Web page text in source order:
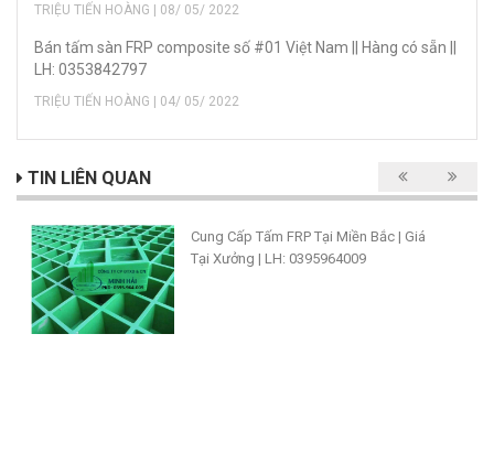
TRIỆU TIẾN HOÀNG | 08/ 05/ 2022
Bán tấm sàn FRP composite số #01 Việt Nam || Hàng có sẵn ||
LH: 0353842797
TRIỆU TIẾN HOÀNG | 04/ 05/ 2022
TIN LIÊN QUAN
Cung Cấp Tấm FRP Tại Miền Bắc | Giá
Tại Xưởng | LH: 0395964009